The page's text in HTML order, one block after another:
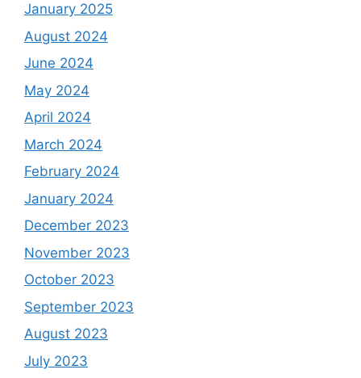
January 2025
August 2024
June 2024
May 2024
April 2024
March 2024
February 2024
January 2024
December 2023
November 2023
October 2023
September 2023
August 2023
July 2023